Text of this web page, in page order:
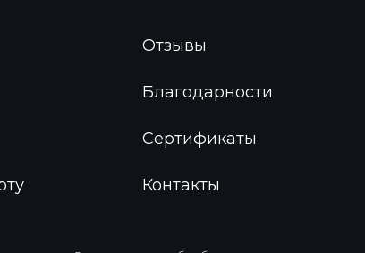
Отзывы
Благодарности
Сертификаты
Контакты